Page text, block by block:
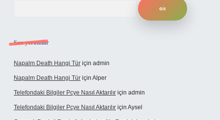
Son yorumlar
Napalm Death Hangi Tür için admin
Napalm Death Hangi Tür için Alper
Telefondaki Bilgiler Pcye Nasıl Aktarılır için admin
Telefondaki Bilgiler Pcye Nasıl Aktarılır için Aysel